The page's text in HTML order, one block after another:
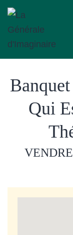
Aller
contenu
Générale
d'Imaginaire
Qui